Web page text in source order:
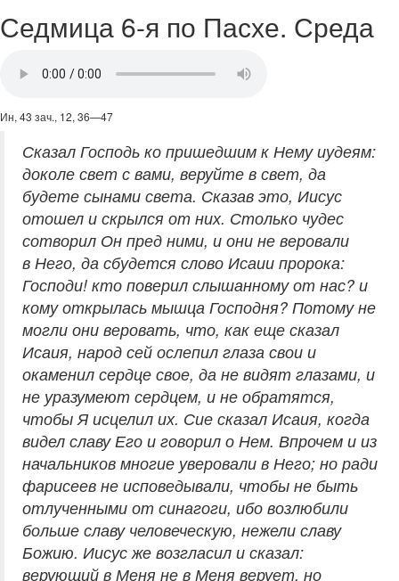
Седмица 6-я по Пасхе. Среда
Ин, 43 зач., 12, 36—47
Сказал Господь ко пришедшим к Нему иудеям:
доколе свет с вами, веруйте в свет, да
будете сынами света. Сказав это, Иисус
отошел и скрылся от них. Столько чудес
сотворил Он пред ними, и они не веровали
в Него, да сбудется слово Исаии пророка:
Господи! кто поверил слышанному от нас? и
кому открылась мышца Господня? Потому не
могли они веровать, что, как еще сказал
Исаия, народ сей ослепил глаза свои и
окаменил сердце свое, да не видят глазами, и
не уразумеют сердцем, и не обратятся,
чтобы Я исцелил их. Сие сказал Исаия, когда
видел славу Его и говорил о Нем. Впрочем и из
начальников многие уверовали в Него; но ради
фарисеев не исповедывали, чтобы не быть
отлученными от синагоги, ибо возлюбили
больше славу человеческую, нежели славу
Божию. Иисус же возгласил и сказал:
верующий в Меня не в Меня верует, но